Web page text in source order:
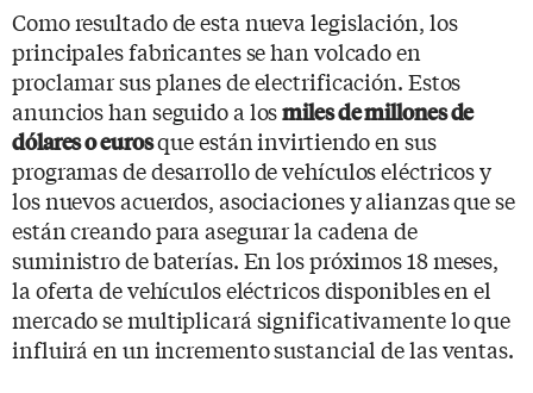
Como resultado de esta nueva legislación, los
principales fabricantes se han volcado en
proclamar sus planes de electrificación. Estos
anuncios han seguido a losmiles de millones de
dólares o eurosque están invirtiendo en sus
programas de desarrollo de vehículos eléctricos y
los nuevos acuerdos, asociaciones y alianzas que se
están creando para asegurar la cadena de
suministro de baterías. En los próximos 18 meses,
la oferta de vehículos eléctricos disponibles en el
mercado se multiplicará significativamente lo que
influirá en un incremento sustancial de las ventas.